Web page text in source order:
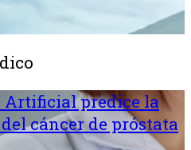
predice la
cáncer de próstata